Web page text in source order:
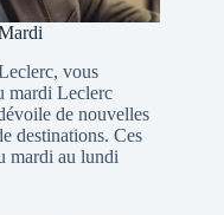
vous
mardi Leclerc
de nouvelles
destinations. Ces
mardi au lundi